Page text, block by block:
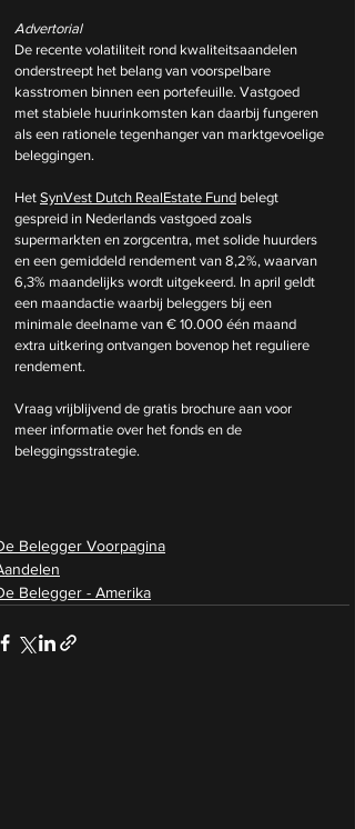
Advertorial
De recente volatiliteit rond kwaliteitsaandelen
onderstreept het belang van voorspelbare
kasstromen binnen een portefeuille. Vastgoed
met stabiele huurinkomsten kan daarbij fungeren
als een rationele tegenhanger van marktgevoelige
beleggingen.
Het SynVest Dutch RealEstate Fund belegt
gespreid in Nederlands vastgoed zoals
supermarkten en zorgcentra, met solide huurders
en een gemiddeld rendement van 8,2%, waarvan
6,3% maandelijks wordt uitgekeerd. In april geldt
een maandactie waarbij beleggers bij een
minimale deelname van € 10.000 één maand
extra uitkering ontvangen bovenop het reguliere
rendement.
Vraag vrijblijvend de gratis brochure aan voor
meer informatie over het fonds en de
beleggingsstrategie.
Belegger Voorpagina
Belegger - Amerika